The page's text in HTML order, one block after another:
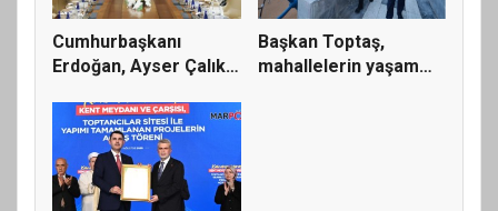
Cumhurbaşkanı
Erdoğan, Ayser Çalık
Başkan Toptaş,
mahallelerin yaşam